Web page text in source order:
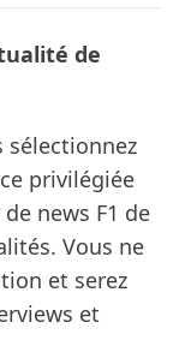
de
sélectionnez
privilégiée
news F1 de
Vous ne
et serez
et